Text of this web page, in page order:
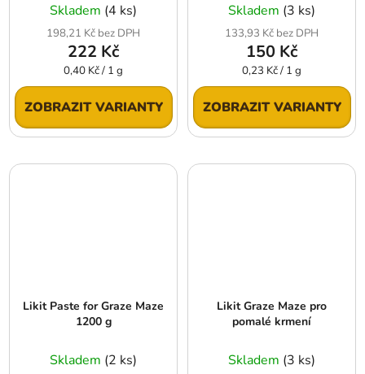
Skladem (4 ks)
198,21 Kč bez DPH
222 Kč
Měrná
cena:
0,40 Kč / 1 g
ZOBRAZIT VARIANTY
Skladem (3 ks)
133,93 Kč bez DPH
150 Kč
Měrná
cena:
0,23 Kč / 1 g
ZOBRAZIT VARIANTY
Likit Paste for Graze Maze
1200 g
Skladem (2 ks)
Likit Graze Maze pro
pomalé krmení
Skladem (3 ks)